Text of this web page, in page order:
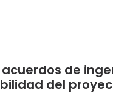
de
del